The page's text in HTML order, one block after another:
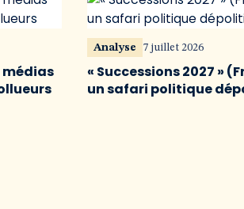
médias
Analyse 7 juillet 2026
« Successions 2027 »
un safari politique